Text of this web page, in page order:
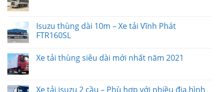
Isuzu thùng dài 10m – Xe tải Vĩnh Phát
FTR160SL
Xe tải thùng siêu dài mới nhất năm 2021
Xe tải isuzu 2 cầu – Phù hợp với nhiều địa hình